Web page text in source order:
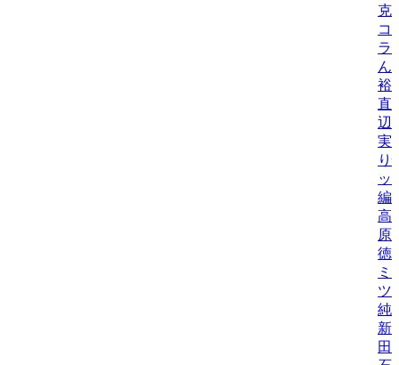
克
コ
ラ
ん
裕/
直
辺
実/
り
ッ
編
高
原
徳/
ミ
ツ
純/
新
田